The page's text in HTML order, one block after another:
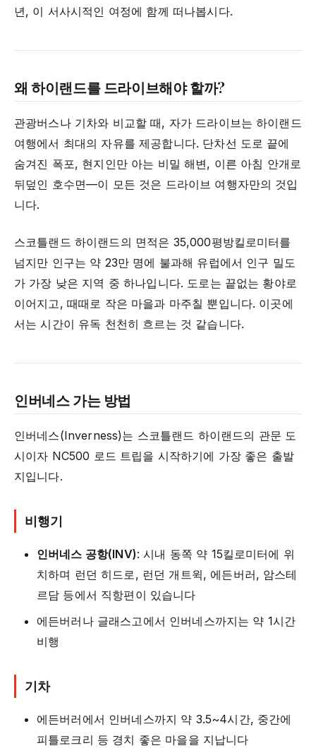
년, 이 서사시적인 여정에 함께 떠나봅시다.
왜 하이랜드를 드라이브해야 할까?
관광버스나 기차와 비교할 때, 자가 드라이브는 하이랜드
여행에서 최대의 자유를 제공합니다. 단차선 도로 끝에
숨겨진 폭포, 현지인만 아는 비밀 해변, 이른 아침 안개로
뒤덮인 호수면—이 모든 것은 드라이브 여행자만의 것입
니다.
스코틀랜드 하이랜드의 면적은 35,000평방킬로미터를
넘지만 인구는 약 23만 명에 불과해 유럽에서 인구 밀도
가 가장 낮은 지역 중 하나입니다. 도로는 끝없는 황야로
이어지고, 때때로 작은 마을과 마주칠 뿐입니다. 이곳에
서는 시간이 유독 천천히 흐르는 것 같습니다.
인버네스 가는 방법
인버네스(Inverness)는 스코틀랜드 하이랜드의 관문 도
시이자 NC500 로드 트립을 시작하기에 가장 좋은 출발
지입니다.
비행기
인버네스 공항(INV): 시내 동쪽 약 15킬로미터에 위
치하며 런던 히드로, 런던 개트윅, 에든버러, 암스테
르담 등에서 직항편이 있습니다
에든버러나 글래스고에서 인버네스까지는 약 1시간
비행
기차
에든버러에서 인버네스까지 약 3.5~4시간, 중간에
피틀로크리 등 경치 좋은 마을을 지납니다